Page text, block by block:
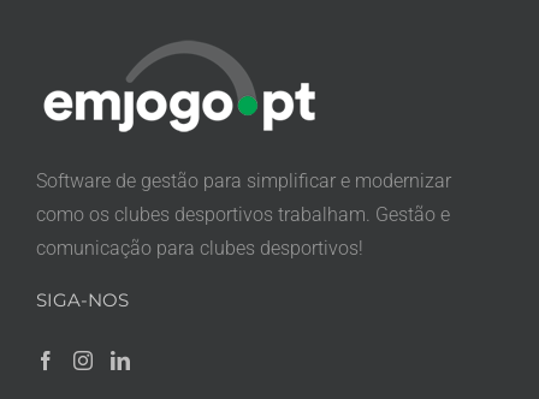
Software de gestão para simplificar e modernizar
como os clubes desportivos trabalham. Gestão e
comunicação para clubes desportivos!
SIGA-NOS